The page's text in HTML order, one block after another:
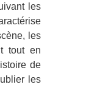
les
les
tout en
de
les